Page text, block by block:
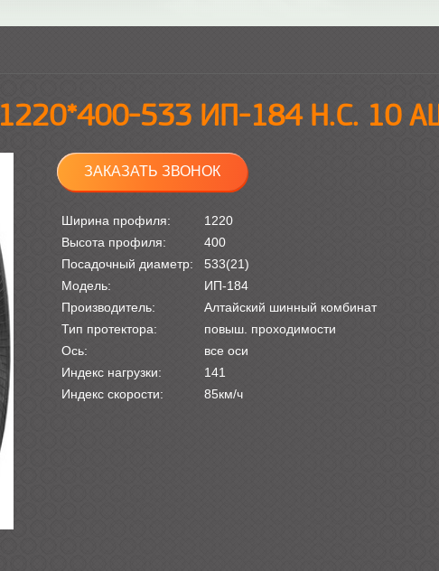
1220*400-533 ИП-184 Н.С. 10
ЗАКАЗАТЬ ЗВОНОК
Ширина профиля:
1220
Высота профиля:
400
Посадочный диаметр:
533(21)
Модель:
ИП-184
Производитель:
Алтайский шинный комбинат
Тип протектора:
повыш. проходимости
Ось:
все оси
Индекс нагрузки:
141
Индекс скорости:
85км/ч